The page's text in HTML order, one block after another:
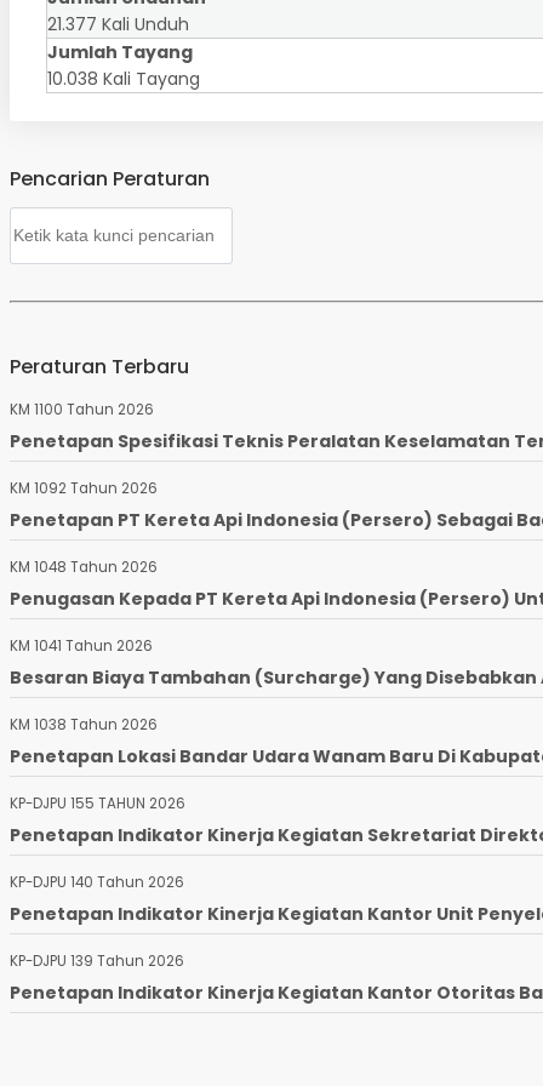
21.377 Kali Unduh
Jumlah Tayang
10.038 Kali Tayang
Pencarian Peraturan
Peraturan Terbaru
KM 1100 Tahun 2026
Penetapan Spesifikasi Teknis Peralatan Keselamatan
KM 1092 Tahun 2026
Penetapan PT Kereta Api Indonesia (Persero) Sebagai
KM 1048 Tahun 2026
Penugasan Kepada PT Kereta Api Indonesia (Persero)
KM 1041 Tahun 2026
Besaran Biaya Tambahan (Surcharge) Yang Disebabkan
KM 1038 Tahun 2026
Penetapan Lokasi Bandar Udara Wanam Baru Di
KP-DJPU 155 TAHUN 2026
Penetapan Indikator Kinerja Kegiatan Sekretariat
KP-DJPU 140 Tahun 2026
Penetapan Indikator Kinerja Kegiatan Kantor Unit
KP-DJPU 139 Tahun 2026
Penetapan Indikator Kinerja Kegiatan Kantor Otoritas